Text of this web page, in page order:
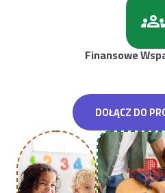
groups
Finansowe
DOŁĄCZ DO